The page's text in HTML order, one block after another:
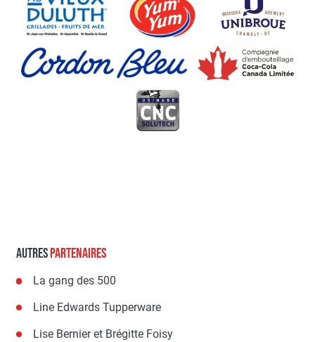
AUTRESPARTENAIRES
La gang des 500
Line Edwards Tupperware
Lise Bernier et Brégitte Foisy